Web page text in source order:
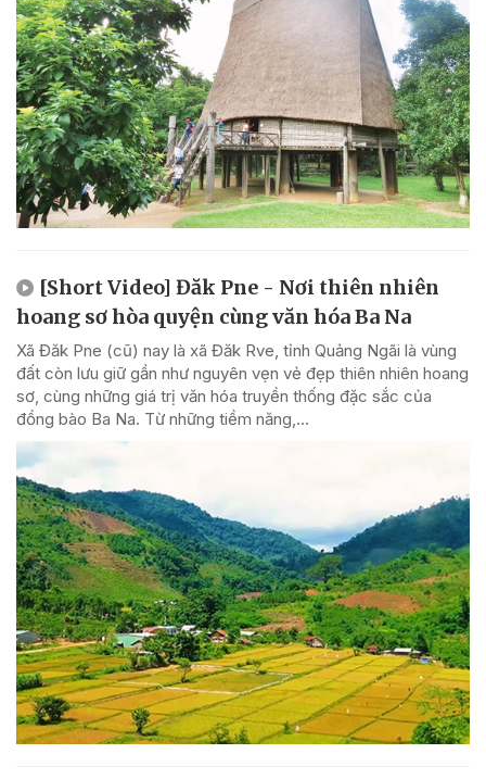
[Short Video] Đăk Pne - Nơi thiên nhiên
hoang sơ hòa quyện cùng văn hóa Ba Na
Xã Đăk Pne (cũ) nay là xã Đăk Rve, tỉnh Quảng Ngãi là vùng
đất còn lưu giữ gần như nguyên vẹn vẻ đẹp thiên nhiên hoang
sơ, cùng những giá trị văn hóa truyền thống đặc sắc của
đồng bào Ba Na. Từ những tiềm năng,...